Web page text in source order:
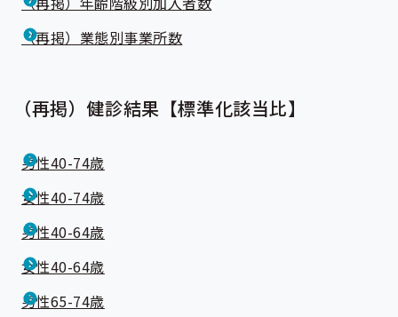
（再掲）業態別事業所数
（再掲）健診結果【標準化該当比】
男性40-74歳
女性40-74歳
男性40-64歳
女性40-64歳
男性65-74歳